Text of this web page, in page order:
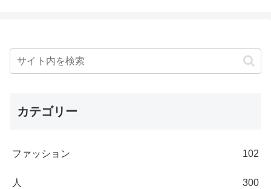
カテゴリー
ファッション 102
人 300